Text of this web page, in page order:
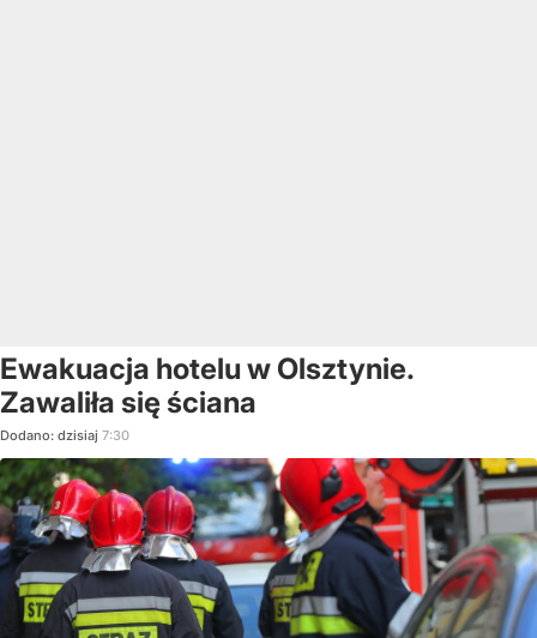
Ewakuacja hotelu w Olsztynie.
Zawaliła się ściana
Dodano: dzisiaj 7:30